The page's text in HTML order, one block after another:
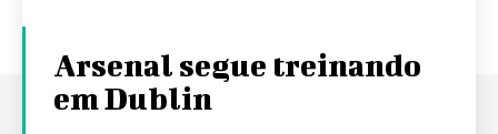
Arsenal segue treinando
em Dublin